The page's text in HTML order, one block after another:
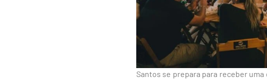
Santos se prepara para receber